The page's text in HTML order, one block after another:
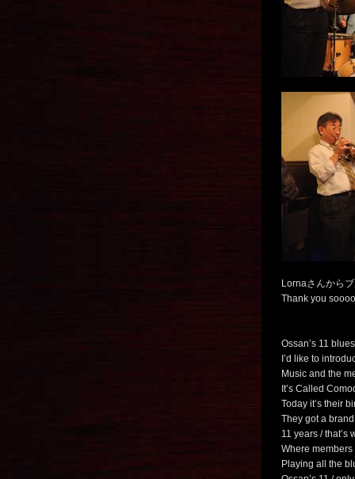
Lornaさんから
Thank you
Ossan’s 11 blues
I’d like to
Music and the
It’s Called
Today it’s their
They got a
11 years / that’s
Where
Playing all the